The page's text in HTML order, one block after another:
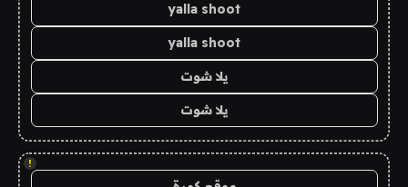
yalla shoot
yalla shoot
يلا شوت
يلا شوت
!